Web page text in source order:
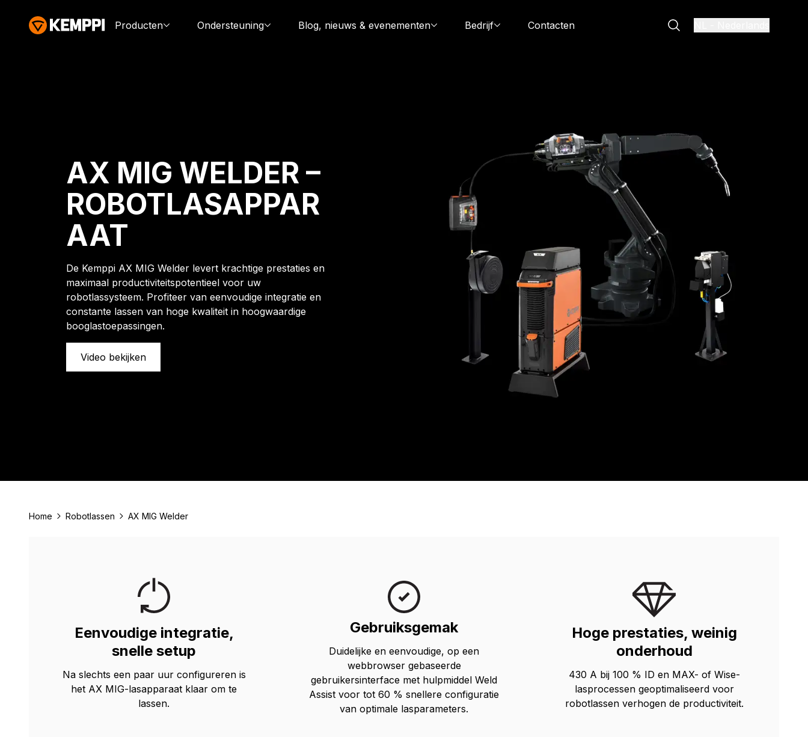
Producten Ondersteuning Blog, nieuws & evenementen Bedrijf Contacten
AX MIG WELDER –
ROBOTLASAPPAR
AAT
De Kemppi AX MIG Welder levert krachtige prestaties en
maximaal productiviteitspotentieel voor uw
robotlassysteem. Profiteer van eenvoudige integratie en
constante lassen van hoge kwaliteit in hoogwaardige
booglastoepassingen.
Video bekijken
Home Robotlassen AX MIG Welder
Eenvoudige integratie,
snelle setup
Na slechts een paar uur configureren is
het AX MIG-lasapparaat klaar om te
lassen.
Gebruiksgemak
Duidelijke en eenvoudige, op een
webbrowser gebaseerde
gebruikersinterface met hulpmiddel Weld
Assist voor tot 60 % snellere configuratie
van optimale lasparameters.
Hoge prestaties, weinig
onderhoud
430 A bij 100 % ID en MAX- of Wise-
lasprocessen geoptimaliseerd voor
robotlassen verhogen de productiviteit.